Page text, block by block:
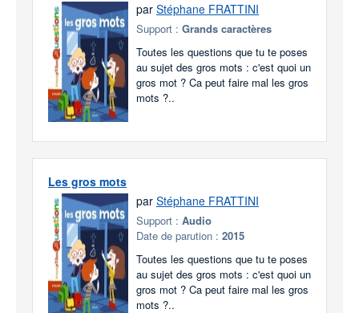
par Stéphane FRATTINI
Support : Grands caractères
Toutes les questions que tu te poses
au sujet des gros mots : c'est quoi un
gros mot ? Ca peut faire mal les gros
mots ?..
Les gros mots
par Stéphane FRATTINI
Support : Audio
Date de parution : 2015
Toutes les questions que tu te poses
au sujet des gros mots : c'est quoi un
gros mot ? Ca peut faire mal les gros
mots ?..